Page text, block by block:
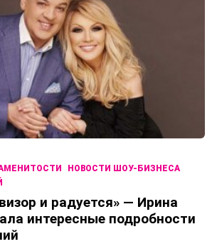
НОВОСТИ ШОУ-БИЗНЕСА
и радуется» — Ирина
интересные подробности